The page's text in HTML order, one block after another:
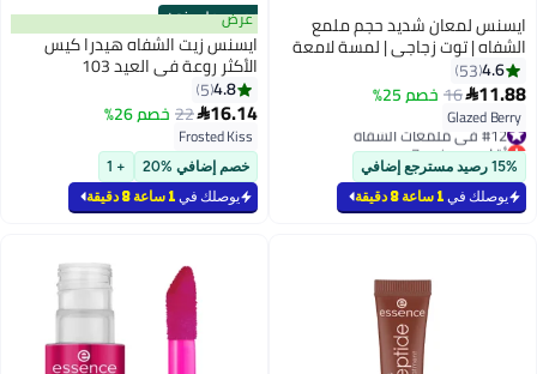
ايسنس لمعان شديد حجم ملمع
الشفاه | توت زجاجي | لمسة لامعة
غير لزجة | تأثير ممتلئ للشفاه |
نباتي وخالي من القسوة | لون شفاه
لامع يدوم طويلاً (عبوة من 1)
4.6
53
11.88
16 خصم 25%
Glazed Berry
#12 في ملمعات الشفاه
أقل سعر في 7 يوم
#12 في ملمعات الشفاه
15% رصيد مسترجع إضافي
يوصلك في 1 ساعة 8 دقيقة
حصري على نون
عرض
ايسنس زيت الشفاه هيدرا كيس
الأكثر روعة في العيد 103
4.8
5
16.14
22 خصم 26%
Frosted Kiss
خصم إضافي %20 + 1
يوصلك في 1 ساعة 8 دقيقة